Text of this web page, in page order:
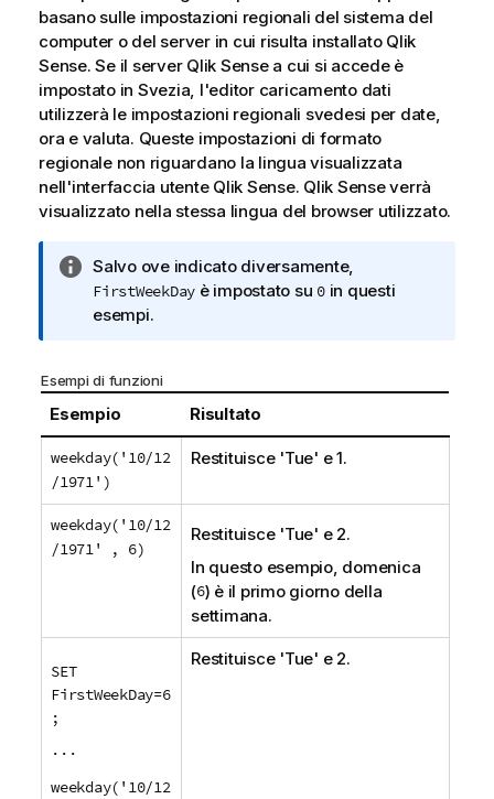
basano sulle impostazioni regionali del sistema del
computer o del server in cui risulta installato Qlik
Sense. Se il server Qlik Sensea cui si accede è
impostato in Svezia, l'editor caricamento dati
utilizzerà le impostazioni regionali svedesi per date,
ora e valuta. Queste impostazioni di formato
regionale non riguardano la lingua visualizzata
nell'interfaccia utente Qlik Sense. Qlik Senseverrà
visualizzato nella stessa lingua del browser utilizzato.
N
o
t
n
f
o
r
m
a
t
i
Salvo ove indicato diversamente,
FirstWeekDay è impostato su 0in questi
esempi.
Esempi di funzioni
Esempio Risultato
weekday('10/12
/1971')
Restituisce 'Tue' e 1.
weekday('10/12
/1971' , 6)
Restituisce 'Tue' e 2.
In questo esempio, domenica
(6) è il primo giorno della
settimana.
SET
FirstWeekDay=6
;
...
weekday('10/12
Restituisce 'Tue' e 2.